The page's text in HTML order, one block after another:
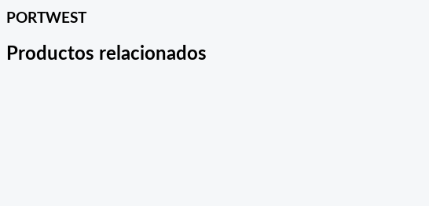
PORTWEST
Productos relacionados